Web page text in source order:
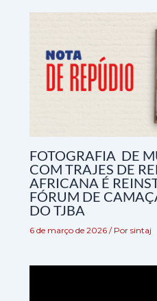
FOTOGRAFIA DE
COM TRAJES DE
AFRICANA É
FÓRUM DE
DO TJBA
6 de março de 2026 / Por sintaj